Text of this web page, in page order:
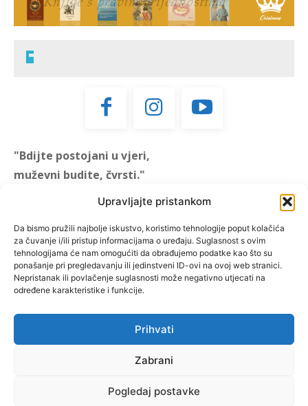
Upravljajte pristankom
Da bismo pružili najbolje iskustvo, koristimo tehnologije poput kolačića
za čuvanje i/ili pristup informacijama o uređaju. Suglasnost s ovim
tehnologijama će nam omogućiti da obrađujemo podatke kao što su
ponašanje pri pregledavanju ili jedinstveni ID-ovi na ovoj web stranici.
Nepristanak ili povlačenje suglasnosti može negativno utjecati na
određene karakteristike i funkcije.
Prihvati
Zabrani
Pogledaj postavke
"Bdijte postojani u vjeri,
muževni budite, čvrsti."
"Muževni budite" prvi je
hrvatski portal za katoličke
muškarce koji pokušava
reafirmirati u današnje
vrijeme itekako narušen
biblijski koncept muževnosti,
koji pokušavamo osvijetliti iz
više aspekata, prigodnih
rubrika i poticajnih inicijativa.